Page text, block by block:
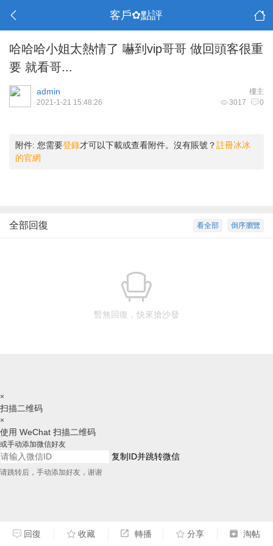
客戶✿點評
哈哈哈小姐太熱情了 嚇到vip哥哥 做回頭客很重
要 就看哥...
樓主
admin
3017 0
2021-1-21 15:48:26
附件: 您需要登錄才可以下載或查看附件。沒有賬號？註冊冰冰
的官網
倒序瀏覽
看全部
全部回復
暫無回復，快來搶沙發
回復 收藏 轉播 分享 淘帖
×
扫描二维码
×
使用 WeChat 扫描二维码
或手动添加微信好友
复制ID并跳转微信
请跳转后，手动添加好友，谢谢